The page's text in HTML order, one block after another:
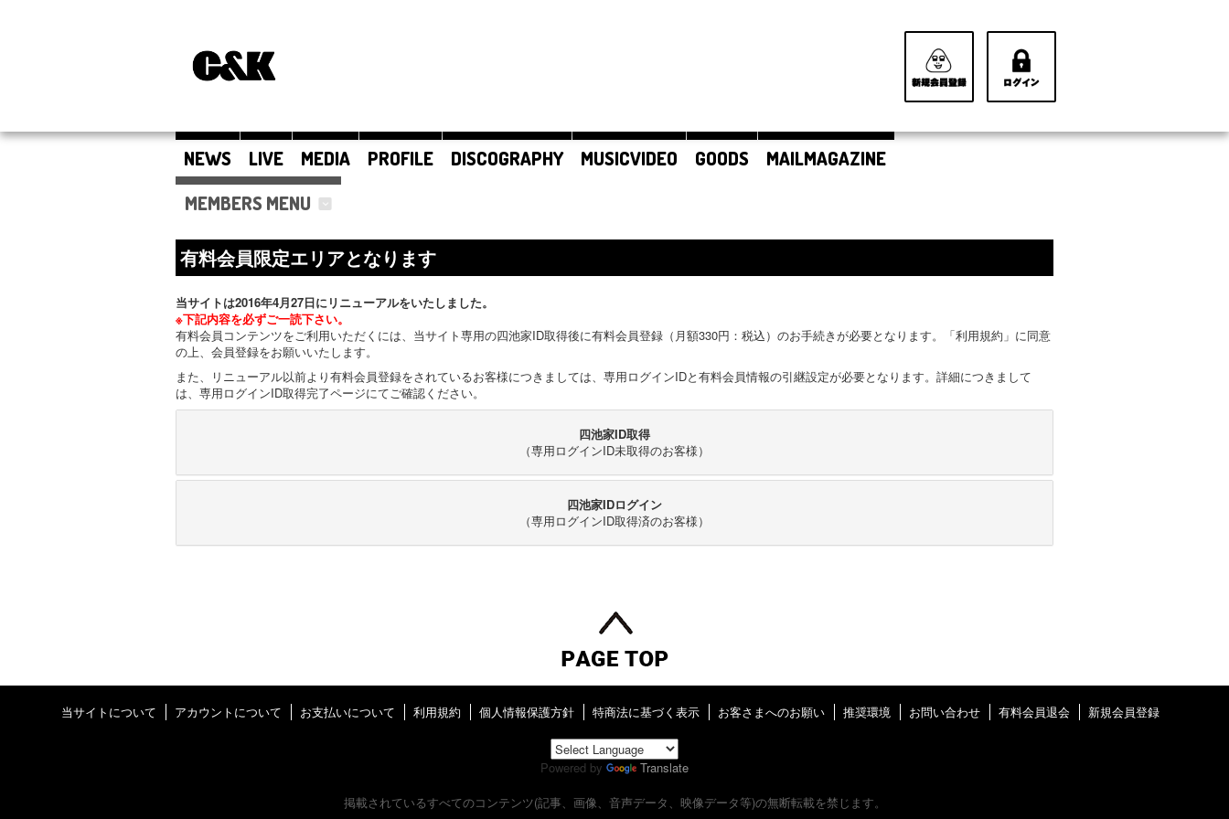
NEWS LIVE MEDIA PROFILE DISCOGRAPHY MUSICVIDEO GOODS
MAILMAGAZINE
MEMBERS MENU
有料会員限定エリアとなります
当サイトは2016年4月27日にリニューアルをいたしました。
※下記内容を必ずご一読下さい。
有料会員コンテンツをご利用いただくには、当サイト専用の四池家ID取得後に有料会員登録（月額330円：税込）のお手続きが必要となります。「利用規約」に同意
の上、会員登録をお願いいたします。
また、リニューアル以前より有料会員登録をされているお客様につきましては、専用ログインIDと有料会員情報の引継設定が必要となります。詳細につきまして
は、専用ログインID取得完了ページにてご確認ください。
四池家ID取得
（専用ログインID未取得のお客様）
四池家IDログイン
（専用ログインID取得済のお客様）
当サイトについて アカウントについて お支払いについて 利用規約 個人情報保護方針 特商法に基づく表示 お客さまへのお願い 推奨環境 お問い合わせ 有料会員退会 新規会員登録
Powered by
Translate
掲載されているすべてのコンテンツ(記事、画像、音声データ、映像データ等)の無断転載を禁じます。